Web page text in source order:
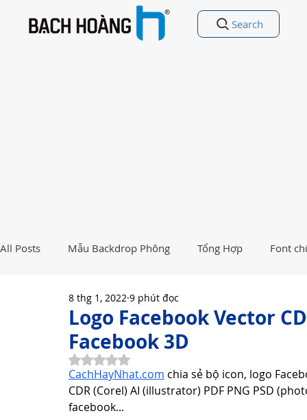
Search
All Posts Mẫu Backdrop Phông Tổng Hợp Font
Free Vectors Nhất Việt Nam
Thơ Hay Thơ Vui
Sức Khỏe
Logo Facebook Vector
Facebook 3D
8 thg 1, 2022 9 phút đọc
Đã xếp hạng NaN/5 sao.
CachHayNhat.com chia sẻ bộ icon, logo
CDR (Corel) AI (illustrator) PDF PNG PSD
facebook...